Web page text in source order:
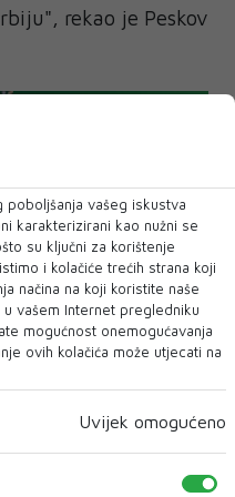
rekao je Peskov
NAJČITANIJE
vašeg iskustva
karakterizirani kao nužni se
su ključni za korištenje
i kolačiće trećih strana koji
načina na koji koristite naše
vašem Internet pregledniku
mogućnost onemogućavanja
ovih kolačića može utjecati na
Uvijek omogućeno